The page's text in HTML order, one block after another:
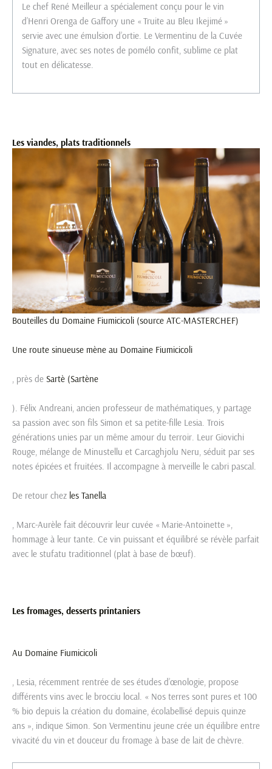
Le chef René Meilleur a spécialement conçu pour le vin
d’Henri Orenga de Gaffory une « Truite au Bleu Ikejimé »
servie avec une émulsion d’ortie. Le Vermentinu de la Cuvée
Signature, avec ses notes de pomélo confit, sublime ce plat
tout en délicatesse.
Les viandes, plats traditionnels
Bouteilles du Domaine Fiumicicoli (source ATC-MASTERCHEF)
Une route sinueuse mène au Domaine Fiumicicoli
, près de Sartè (Sartène
). Félix Andreani, ancien professeur de mathématiques, y partage
sa passion avec son fils Simon et sa petite-fille Lesia. Trois
générations unies par un même amour du terroir. Leur Giovichi
Rouge, mélange de Minustellu et Carcaghjolu Neru, séduit par ses
notes épicées et fruitées. Il accompagne à merveille le cabri pascal.
De retour chez les Tanella
, Marc-Aurèle fait découvrir leur cuvée « Marie-Antoinette »,
hommage à leur tante. Ce vin puissant et équilibré se révèle parfait
avec le stufatu traditionnel (plat à base de bœuf).
Les fromages, desserts printaniers
Au Domaine Fiumicicoli
, Lesia, récemment rentrée de ses études d’œnologie, propose
différents vins avec le brocciu local. « Nos terres sont pures et 100
% bio depuis la création du domaine, écolabellisé depuis quinze
ans », indique Simon. Son Vermentinu jeune crée un équilibre entre
vivacité du vin et douceur du fromage à base de lait de chèvre.